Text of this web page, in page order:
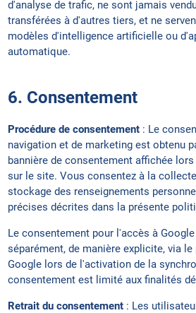
d'analyse de trafic, ne sont jamais
transférées à d'autres tiers, et ne
modèles d'intelligence artificielle ou
automatique.
6. Consentement
Procédure de consentement : Le
navigation et de marketing est obtenu
bannière de consentement affichée
sur le site. Vous consentez à la
stockage des renseignements
précises décrites dans la présente
Le consentement pour l'accès à
séparément, de manière explicite, via
Google lors de l'activation de la
consentement est limité aux finalités
Retrait du consentement : Les